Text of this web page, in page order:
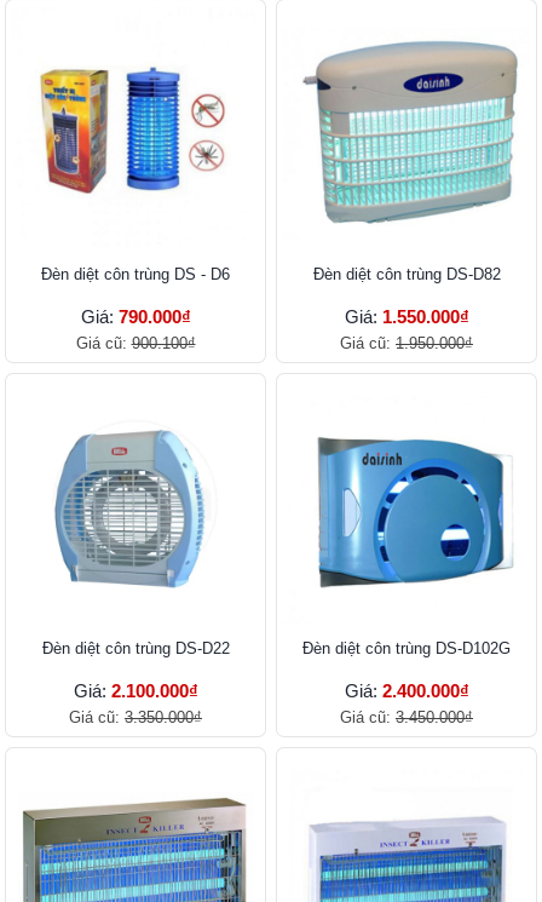
Đèn diệt côn trùng DS - D6
Giá: 790.000₫
Giá cũ:900.100₫
Đèn diệt côn trùng DS-D82
Giá: 1.550.000₫
Giá cũ: 1.950.000₫
Đèn diệt côn trùng DS-D22
Giá: 2.100.000₫
Giá cũ: 3.350.000₫
Đèn diệt côn trùng DS-D102G
Giá: 2.400.000₫
Giá cũ: 3.450.000₫